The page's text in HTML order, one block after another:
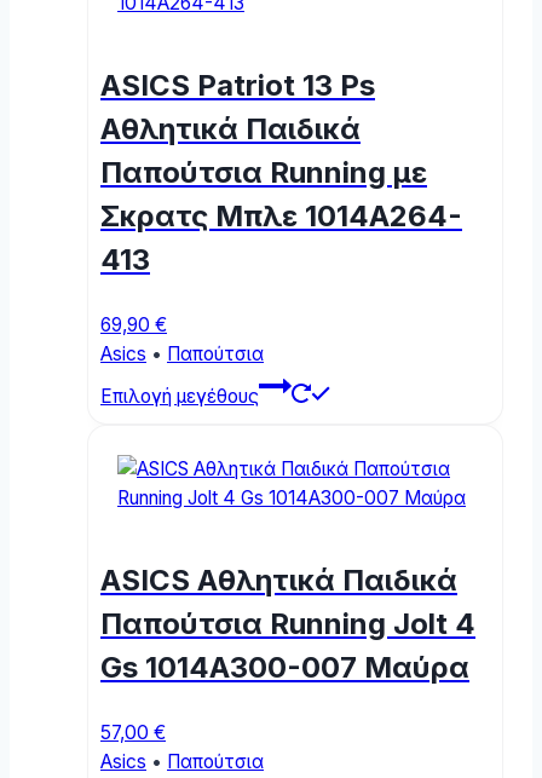
be
chosen
on
the
product
page
ASICS Patriot 13 Ps
Αθλητικά Παιδικά
Παπούτσια Running με
Σκρατς Μπλε 1014A264-
413
69,90 €
Asics • Παπούτσια
Επιλογή μεγέθους
This
multiple
variants.
may
be
chosen
on
ASICS Αθλητικά Παιδικά
Παπούτσια Running Jolt 4
Gs 1014A300-007 Μαύρα
57,00 €
Asics • Παπούτσια